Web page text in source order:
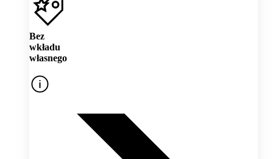
Bez
wkładu
własnego